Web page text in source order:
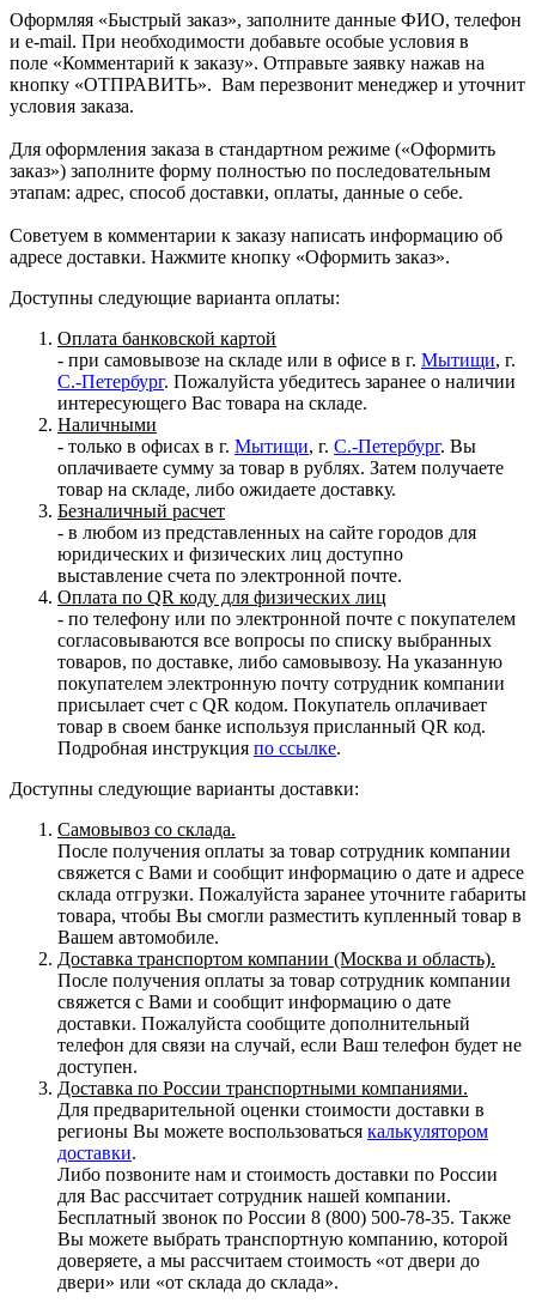
Оформляя «Быстрый заказ», заполните данные ФИО, телефон
и e-mail. При необходимости добавьте особые условия в
поле «Комментарий к заказу». Отправьте заявку нажав на
кнопку «ОТПРАВИТЬ». Вам перезвонит менеджер и уточнит
условия заказа.
Для оформления заказа в стандартном режиме («Оформить
заказ») заполните форму полностью по последовательным
этапам: адрес, способ доставки, оплаты, данные о себе.
Советуем в комментарии к заказу написать информацию об
адресе доставки. Нажмите кнопку «Оформить заказ».
Доступны следующие варианта оплаты:
Оплата банковской картой
- при самовывозе на складе или в офисе в г. Мытищи, г.
С.-Петербург. Пожалуйста убедитесь заранее о наличии
интересующего Вас товара на складе.
Наличными
- только в офисах в г. Мытищи, г. С.-Петербург. Вы
оплачиваете сумму за товар в рублях. Затем получаете
товар на складе, либо ожидаете доставку.
Безналичный расчет
- в любом из представленных на сайте городов для
юридических и физических лиц доступно
выставление счета по электронной почте.
Оплата по QR коду для физических лиц
- по телефону или по электронной почте с покупателем
согласовываются все вопросы по списку выбранных
товаров, по доставке, либо самовывозу. На указанную
покупателем электронную почту сотрудник компании
присылает счет с QR кодом. Покупатель оплачивает
товар в своем банке используя присланный QR код.
Подробная инструкция по ссылке.
Доступны следующие варианты доставки:
Самовывоз со склада.
После получения оплаты за товар сотрудник компании
свяжется с Вами и сообщит информацию о дате и адресе
склада отгрузки. Пожалуйста заранее уточните габариты
товара, чтобы Вы смогли разместить купленный товар в
Вашем автомобиле.
Доставка транспортом компании (Москва и область).
После получения оплаты за товар сотрудник компании
свяжется с Вами и сообщит информацию о дате
доставки. Пожалуйста сообщите дополнительный
телефон для связи на случай, если Ваш телефон будет не
доступен.
Доставка по России транспортными компаниями.
Для предварительной оценки стоимости доставки в
регионы Вы можете воспользоваться калькулятором
доставки.
Либо позвоните нам и стоимость доставки по России
для Вас рассчитает сотрудник нашей компании.
Бесплатный звонок по России 8 (800) 500-78-35. Также
Вы можете выбрать транспортную компанию, которой
доверяете, а мы рассчитаем стоимость «от двери до
двери» или «от склада до склада».